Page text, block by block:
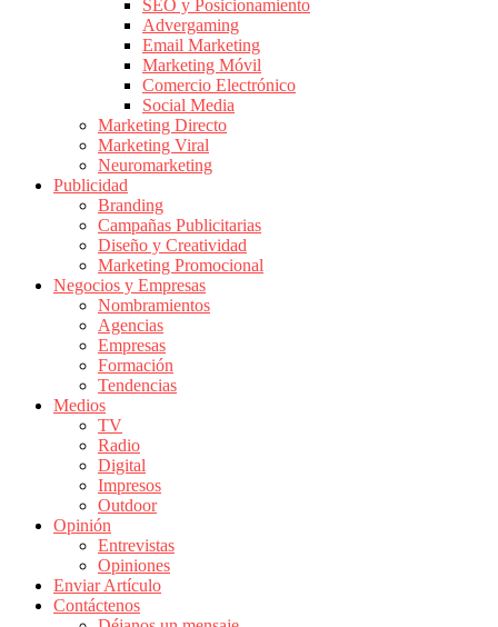
Publicidad
Colombia
Magazine
Publicidad
Marketing
Noticias
Actualidad
Mercadeo
Colombia
Revistas
Actualidad
SEO y Posicionamiento
Advergaming
Email Marketing
Marketing Móvil
Comercio Electrónico
Social Media
Marketing Directo
Marketing Viral
Neuromarketing
Publicidad
Branding
Campañas Publicitarias
Diseño y Creatividad
Marketing Promocional
Negocios y Empresas
Nombramientos
Agencias
Empresas
Formación
Tendencias
Medios
TV
Radio
Digital
Impresos
Outdoor
Opinión
Entrevistas
Opiniones
Enviar Artículo
Contáctenos